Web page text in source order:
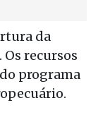
da
recursos
programa